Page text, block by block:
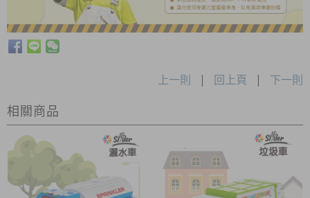
上一則 | 回上頁 | 下一則
相關商品